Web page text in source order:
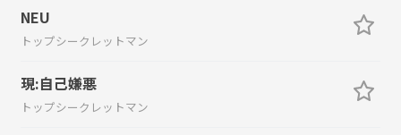
NEU
トップシークレットマン
現:自己嫌悪
トップシークレットマン